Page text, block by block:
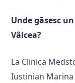
Unde găsesc
Vâlcea?
La Clinica
Iustinian